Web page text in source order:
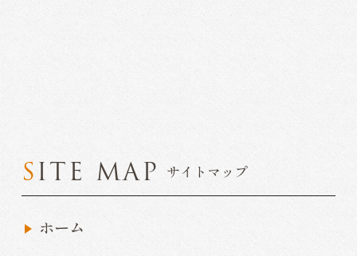
SITE MAP サイトマップ
ホーム